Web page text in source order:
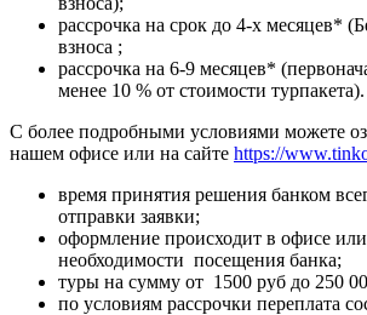
рассрочка на срок до 4-х месяцев*
взноса ;
рассрочка на 6-9 месяцев*
менее 10 % от стоимости турпакета).
С более подробными условиями можете
нашем офисе или на сайте https://
время принятия решения банком
отправки заявки;
оформление происходит в офисе
необходимости посещения банка;
туры на сумму от 1500 руб до 250
по условиям рассрочки переплата